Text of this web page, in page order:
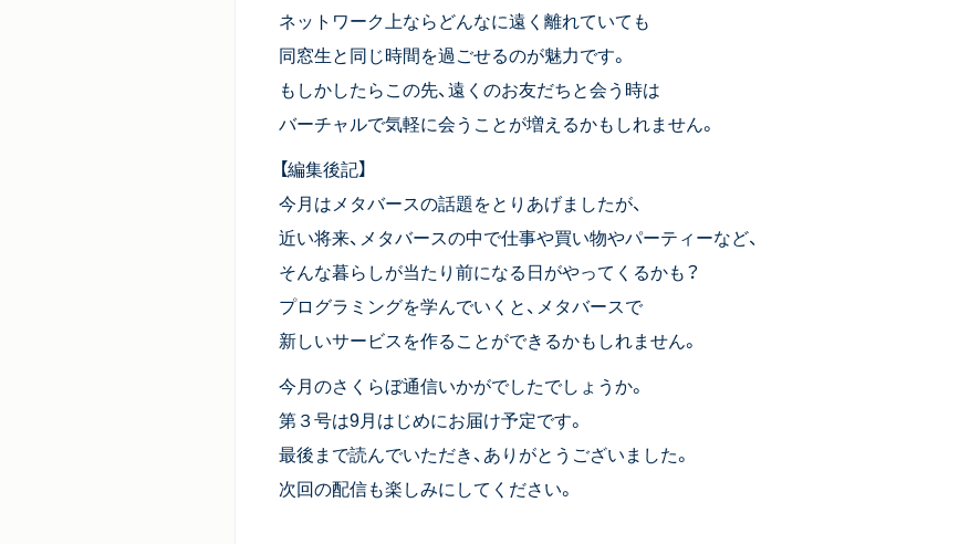
ネットワーク上ならどんなに遠く離れていても
同窓生と同じ時間を過ごせるのが魅力です。
もしかしたらこの先、遠くのお友だちと会う時は
バーチャルで気軽に会うことが増えるかもしれません。
【編集後記】
今月はメタバースの話題をとりあげましたが、
近い将来、メタバースの中で仕事や買い物やパーティーなど、
そんな暮らしが当たり前になる日がやってくるかも？
プログラミングを学んでいくと、メタバースで
新しいサービスを作ることができるかもしれません。
今月のさくらぼ通信いかがでしたでしょうか。
第３号は9月はじめにお届け予定です。
最後まで読んでいただき、ありがとうございました。
次回の配信も楽しみにしてください。